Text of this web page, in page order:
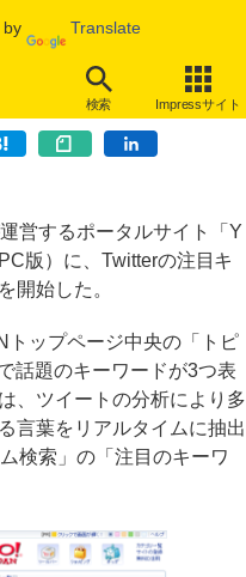
by Translate
検索 Impressサイト
う」設置、Twitterの注目ワー
営するポータルサイト「Y
版）に、Twitterの注目キ
開始した。
ップページ中央の「トピ
話題のキーワードが3つ表
、ツイートの分析により多
言葉をリアルタイムに抽出
検索」の「注目のキーワ